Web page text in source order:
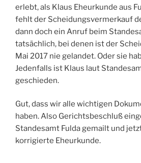
erlebt, als Klaus Eheurkunde aus
fehlt der Scheidungsvermerkauf
dann doch ein Anruf beim
tatsächlich, bei denen ist der
Mai 2017 nie gelandet. Oder sie
Jedenfalls ist Klaus laut
geschieden.
Gut, dass wir alle wichtigen
haben. Also Gerichtsbeschluß
Standesamt Fulda gemailt und
korrigierte Eheurkunde.